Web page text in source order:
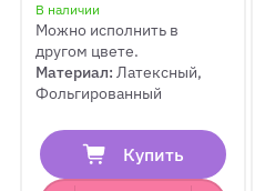
В наличии
Можно исполнить в
другом цвете.
Материал:Латексный,
Фольгированный
Купить